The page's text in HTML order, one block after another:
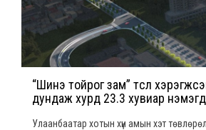
“Шинэ тойрог зам” төсөл
дундаж хурд 23.3 хувиар
Улаанбаатар хотын хүн амын хэт